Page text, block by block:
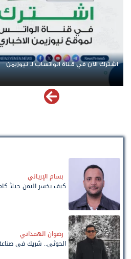
عودة
بسام الإرياني
كيف يخسر اليمن جيلاً
رضوان الهمداني
الحوثي.. شريك في صناعة